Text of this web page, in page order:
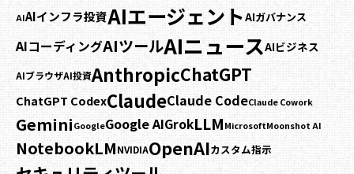
AIAIインフラ投資AIエージェントAIガバナンス
AIコーディングAIツールAIニュースAIビジネス
AIブラウザAI投資AnthropicChatGPT
ChatGPT CodexClaudeClaude CodeClaude Cowork
Gemini GoogleGoogle AIGrokLLM MicrosoftMoonshot AI
NotebookLMNVIDIAOpenAIカスタム指示